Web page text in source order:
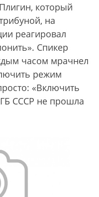
который
на
реагировал
Спикер
часом мрачнел
режим
«Включить
СССР не прошла